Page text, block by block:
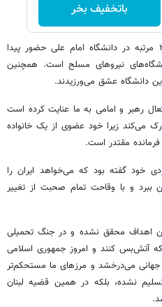
باتخفیف بخر
وی تصریح کرد: رهبر شهید انقلاب ۳۹ مرتبه در دانشگاه امام علی حضور پیدا
نیروهای مسلح است. همچنین
دانشگاه عشق می‌ورزیدند.
رهبر و امامی به ما عنایت کرده است
می‌کند زیرا خود عضوی از یک خانواده
مقتدر است.
خود گفته بود که می‌خواهد ایران را
ببرد و با وقاحت تمام صحبت از تغییر
اهداف محقق نشده و در جنگ تحمیلی
که آتش‌بس کنند و امروز جمهوری اسلامی
می‌درخشد و مرزهای ما مستحکم‌تر
نشده، بلکه در همین قضیه لبنان